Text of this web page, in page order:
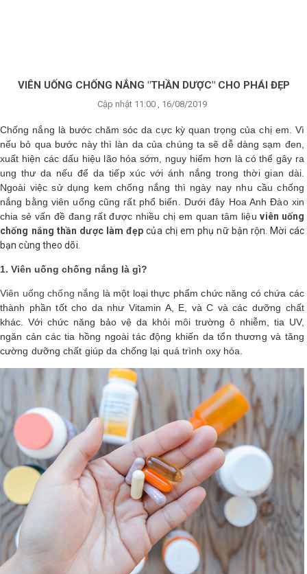
VIÊN UỐNG CHỐNG NẮNG "THẦN DƯỢC" CHO PHÁI ĐẸP
Cập nhật 11:00 , 16/08/2019
Chống nắng là bước chăm sóc da cực kỳ quan trọng của chị em. Vì
nếu bỏ qua bước này thì làn da của chúng ta sẽ dễ dàng sạm đen,
xuất hiện các dấu hiệu lão hóa sớm, nguy hiểm hơn là có thể gây ra
ung thư da nếu để da tiếp xúc với ánh nắng trong thời gian dài.
Ngoài việc sử dụng kem chống nắng thì ngày nay nhu cầu chống
nắng bằng viên uống cũng rất phổ biến. Dưới đây Hoa Anh Đào xin
chia sẻ vấn đề đang rất được nhiều chị em quan tâm liệuviên uống
chống nắng thần dược làm đẹp của chị em phụ nữ bận rộn. Mời các
bạn cùng theo dõi.
1. Viên uống chống nắng là gì?
Viên uống chống nắng là một loại thực phẩm chức năng có chứa các
thành phần tốt cho da như Vitamin A, E, và C và các dưỡng chất
khác. Với chức năng bảo vệ da khỏi môi trường ô nhiễm, tia UV,
ngăn cản các tia hồng ngoài tác động khiến da tổn thương và tăng
cường dưỡng chất giúp da chống lại quá trình oxy hóa.